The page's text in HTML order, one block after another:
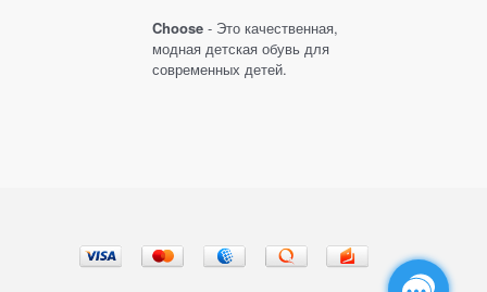
Choose - Это качественная,
модная детская обувь для
современных детей.